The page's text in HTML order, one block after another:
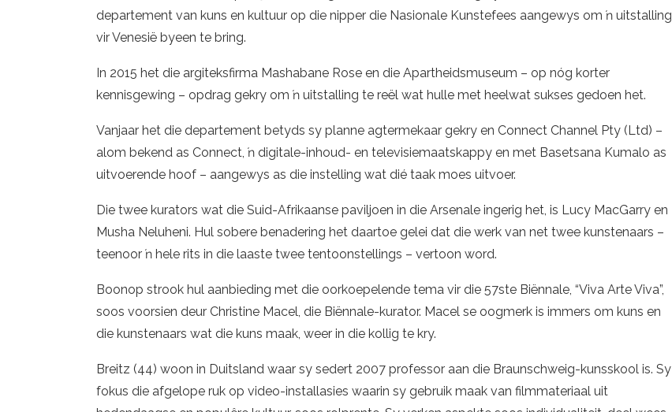
departement van kuns en kultuur op die nipper die Nasionale Kunstefees aangewys om ŉ uitstalling
vir Venesië byeen te bring.
In 2015 het die argiteksfirma Mashabane Rose en die Apartheidsmuseum – op nóg korter
kennisgewing – opdrag gekry om ŉ uitstalling te reël wat hulle met heelwat sukses gedoen het.
Vanjaar het die departement betyds sy planne agtermekaar gekry en Connect Channel Pty (Ltd) –
alom bekend as Connect, ŉ digitale-inhoud- en televisiemaatskappy en met Basetsana Kumalo as
uitvoerende hoof – aangewys as die instelling wat dié taak moes uitvoer.
Die twee kurators wat die Suid-Afrikaanse paviljoen in die Arsenale ingerig het, is Lucy MacGarry en
Musha Neluheni. Hul sobere benadering het daartoe gelei dat die werk van net twee kunstenaars –
teenoor ŉ hele rits in die laaste twee tentoonstellings – vertoon word.
Boonop strook hul aanbieding met die oorkoepelende tema vir die 57ste Biënnale, “Viva Arte Viva”,
soos voorsien deur Christine Macel, die Biënnale-kurator. Macel se oogmerk is immers om kuns en
die kunstenaars wat die kuns maak, weer in die kollig te kry.
Breitz (44) woon in Duitsland waar sy sedert 2007 professor aan die Braunschweig-kunsskool is. Sy
fokus die afgelope ruk op video-installasies waarin sy gebruik maak van filmmateriaal uit